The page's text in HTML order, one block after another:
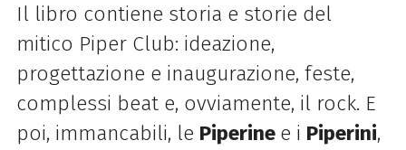
Il libro contiene storia e storie del
mitico Piper Club: ideazione,
progettazione e inaugurazione, feste,
complessi beat e, ovviamente, il rock. E
poi, immancabili, le Piperine e i Piperini,